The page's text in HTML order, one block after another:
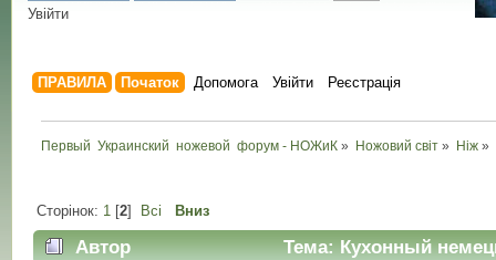
Увійти
ПРАВИЛА Початок Допомога Увійти Реєстрація
Первый  Украинский  ножевой  форум - НОЖиК » Ножовий світ » Ніж »
Сторінок: 1 [2] Всі Вниз
Автор Тема: Кухонный